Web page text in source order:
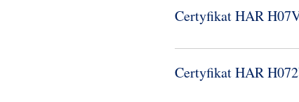
Certyfikat HAR
Certyfikat HAR